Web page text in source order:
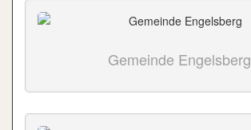
Gemeinde Engelsberg